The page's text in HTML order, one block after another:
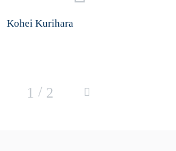
Kohei Kurihara
1 / 2